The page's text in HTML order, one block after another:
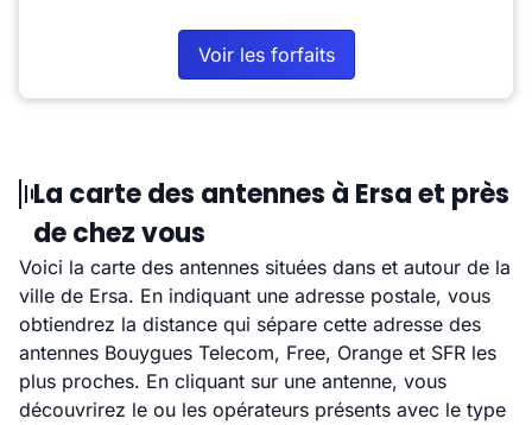
Voir les forfaits
La carte des antennes à Ersa et près
de chez vous
Voici la carte des antennes situées dans et autour de la
ville de Ersa. En indiquant une adresse postale, vous
obtiendrez la distance qui sépare cette adresse des
antennes Bouygues Telecom, Free, Orange et SFR les
plus proches. En cliquant sur une antenne, vous
découvrirez le ou les opérateurs présents avec le type